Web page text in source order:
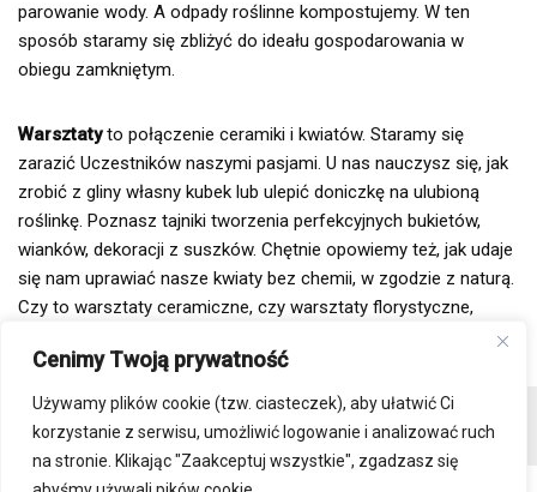
Cenimy Twoją prywatność
Używamy plików cookie (tzw. ciasteczek), aby ułatwić Ci
korzystanie z serwisu, umożliwić logowanie i analizować ruch
na stronie. Klikając "Zaakceptuj wszystkie", zgadzasz się
parowanie wody. A odpady roślinne kompostujemy. W ten
sposób staramy się zbliżyć do ideału gospodarowania w
obiegu zamkniętym.
Warsztatyto połączenie ceramiki i kwiatów. Staramy się
zarazić Uczestników naszymi pasjami. U nas nauczysz się, jak
zrobić z gliny własny kubek lub ulepić doniczkę na ulubioną
roślinkę. Poznasz tajniki tworzenia perfekcyjnych bukietów,
wianków, dekoracji z suszków. Chętnie opowiemy też, jak udaje
się nam uprawiać nasze kwiaty bez chemii, w zgodzie z naturą.
Czy to warsztaty ceramiczne, czy warsztaty florystyczne,
Kontakt Regulamin sklepu
Polityka prywatności
Płatności i wysyłka
DO POBRANIA